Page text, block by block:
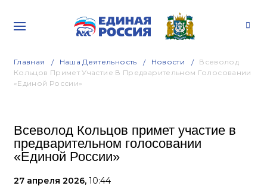
Главная Наша Деятельность Новости
Всеволод
Кольцов Примет Участие В Предварительном Голосовании
«Единой России»
Всеволод Кольцов примет участие в
предварительном голосовании
«Единой России»
27 апреля 2026, 10:44